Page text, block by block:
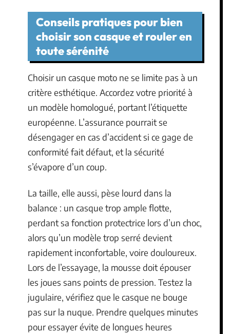
Conseils pratiques pour bien
choisir son casque et rouler en
toute sérénité
Choisir un casque moto ne se limite pas à un
critère esthétique. Accordez votre priorité à
un modèle homologué, portant l’étiquette
européenne. L’assurance pourrait se
désengager en cas d’accident si ce gage de
conformité fait défaut, et la sécurité
s’évapore d’un coup.
La taille, elle aussi, pèse lourd dans la
balance : un casque trop ample flotte,
perdant sa fonction protectrice lors d’un choc,
alors qu’un modèle trop serré devient
rapidement inconfortable, voire douloureux.
Lors de l’essayage, la mousse doit épouser
les joues sans points de pression. Testez la
jugulaire, vérifiez que le casque ne bouge
pas sur la nuque. Prendre quelques minutes
pour essayer évite de longues heures